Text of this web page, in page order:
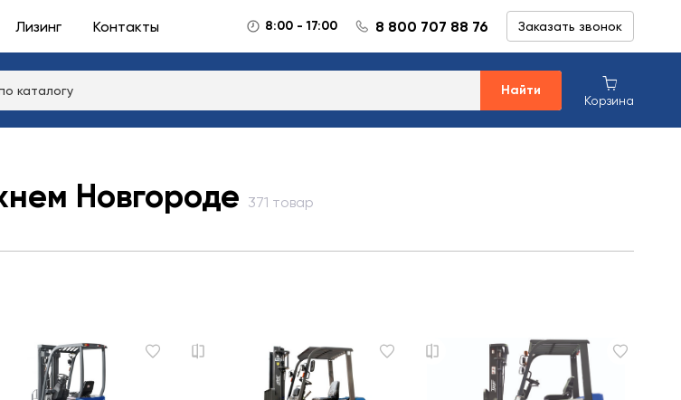
Лизинг Контакты 8:00 - 17:00 8 800 707 88 76 Заказать звонок
Найти
Корзина
Новгороде 371 товар